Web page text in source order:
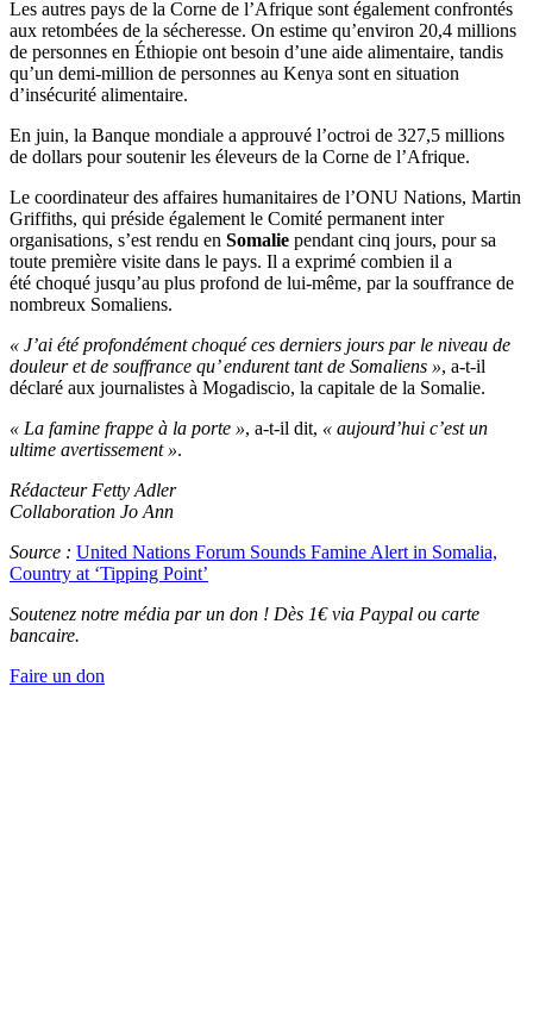
Les autres pays de la Corne de l’Afrique sont également confrontés
aux retombées de la sécheresse. On estime qu’environ 20,4 millions
de personnes en Éthiopie ont besoin d’une aide alimentaire, tandis
qu’un demi-million de personnes au Kenya sont en situation
d’insécurité alimentaire.
En juin, la Banque mondiale a approuvé l’octroi de 327,5 millions
de dollars pour soutenir les éleveurs de la Corne de l’Afrique.
Le coordinateur des affaires humanitaires de l’ONU Nations, Martin
Griffiths, qui préside également le Comité permanent inter
organisations, s’est rendu en Somalie pendant cinq jours, pour sa
toute première visite dans le pays. Il a exprimé combien il a
été choqué jusqu’au plus profond de lui-même, par la souffrance de
nombreux Somaliens.
« J’ai été profondément choqué ces derniers jours par le niveau de
douleur et de souffrance qu’ endurent tant de Somaliens », a-t-il
déclaré aux journalistes à Mogadiscio, la capitale de la Somalie.
« La famine frappe à la porte », a-t-il dit, « aujourd’hui c’est un
ultime avertissement ».
Rédacteur Fetty Adler
Collaboration Jo Ann
Source : United Nations Forum Sounds Famine Alert in Somalia,
Country at ‘Tipping Point’
Soutenez notre média par un don ! Dès 1€ via Paypal ou carte
bancaire.
Faire un don